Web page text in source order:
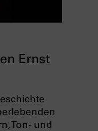
Ernst
Ton- und